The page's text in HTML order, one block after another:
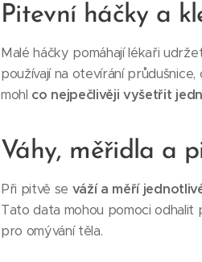
Pitevní háčky a
Malé háčky pomáhají lékaři
používají na otevírání
mohl co nejpečlivěji vyšetřit
Váhy, měřidla a
Při pitvě se váží a měří
Tato data mohou pomoci odhalit
pro omývání těla.